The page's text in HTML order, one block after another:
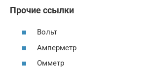
Прочие ссылки
Вольт
Амперметр
Омметр